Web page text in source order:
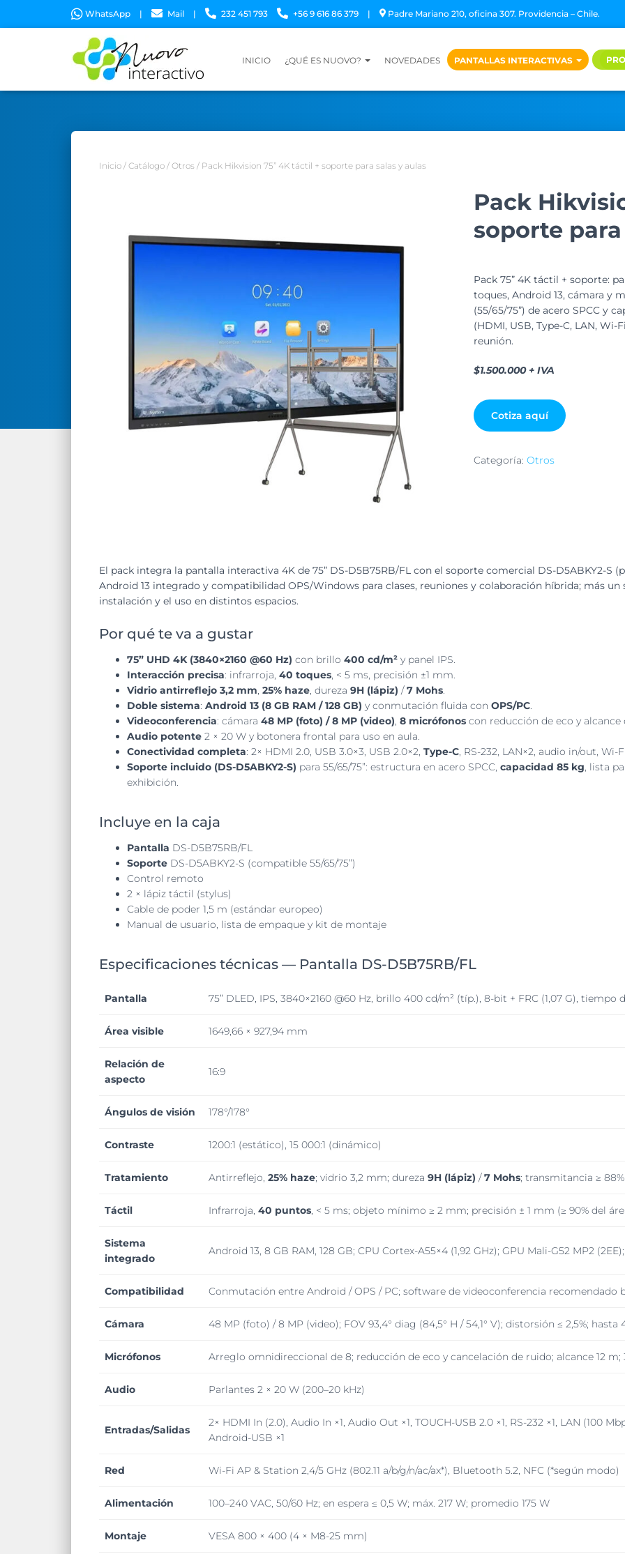
WhatsApp | Mail | 232 451 793 +56 9 616 86 379 | Padre Mariano 210, oficina 307. Providencia – Chile.
INICIO ¿QUÉ ES NUOVO? NOVEDADES PANTALLAS INTERACTIVAS
Inicio / Catálogo / Otros / Pack Hikvision 75” 4K táctil + soporte para salas y aulas
Pack
soporte
Pack 75” 4K táctil + soporte:
toques, Android 13, cámara y
(55/65/75”) de acero SPCC y
(HDMI, USB, Type-C, LAN, Wi-
reunión.
$1.500.000 + IVA
Cotiza aquí
Categoría: Otros
El pack integra la pantalla interactiva 4K de 75” DS-D5B75RB/FL con el soporte comercial DS-D5ABKY2-S
Android 13 integrado y compatibilidad OPS/Windows para clases, reuniones y colaboración híbrida; más
instalación y el uso en distintos espacios.
Por qué te va a gustar
75” UHD 4K (3840×2160 @60 Hz) con brillo 400 cd/m² y panel IPS.
Interacción precisa: infrarroja, 40 toques, < 5 ms, precisión ±1 mm.
Vidrio antirreflejo 3,2 mm, 25% haze, dureza 9H (lápiz) /7 Mohs.
Doble sistema: Android 13 (8 GB RAM / 128 GB) y conmutación fluida con OPS/PC.
Videoconferencia: cámara 48 MP (foto) / 8 MP (video), 8 micrófonos con reducción de eco y alcance
Audio potente 2 × 20 W y botonera frontal para uso en aula.
Conectividad completa: 2× HDMI 2.0, USB 3.0×3, USB 2.0×2, Type-C, RS-232, LAN×2, audio in/out, Wi-
Soporte incluido (DS-D5ABKY2-S) para 55/65/75”: estructura en acero SPCC, capacidad 85 kg, lista
exhibición.
Incluye en la caja
Pantalla DS-D5B75RB/FL
Soporte DS-D5ABKY2-S (compatible 55/65/75”)
Control remoto
2 × lápiz táctil (stylus)
Cable de poder 1,5 m (estándar europeo)
Manual de usuario, lista de empaque y kit de montaje
Especificaciones técnicas — Pantalla DS-D5B75RB/FL
Pantalla 75” DLED, IPS, 3840×2160 @60 Hz, brillo 400 cd/m² (típ.), 8-bit + FRC (1,07 G), tiempo
Área visible 1649,66 × 927,94 mm
Relación de
aspecto
16:9
Ángulos de visión 178°/178°
Contraste 1200:1 (estático), 15 000:1 (dinámico)
Tratamiento Antirreflejo, 25% haze; vidrio 3,2 mm; dureza 9H (lápiz) /7 Mohs; transmitancia ≥ 88%
Táctil Infrarroja, 40 puntos, < 5 ms; objeto mínimo ≥ 2 mm; precisión ± 1 mm (≥ 90% del
Sistema
integrado
Android 13, 8 GB RAM, 128 GB; CPU Cortex-A55×4 (1,92 GHz); GPU Mali-G52 MP2
Compatibilidad Conmutación entre Android / OPS / PC; software de videoconferencia recomendado
Cámara 48 MP (foto) / 8 MP (video); FOV 93,4° diag (84,5° H / 54,1° V); distorsión ≤ 2,5%; hasta
Micrófonos Arreglo omnidireccional de 8; reducción de eco y cancelación de ruido; alcance 12 m;
Audio Parlantes 2 × 20 W (200–20 kHz)
Entradas/Salidas
2× HDMI In (2.0), Audio In ×1, Audio Out ×1, TOUCH-USB 2.0 ×1, RS-232 ×1, LAN (100
Android-USB ×1
Red Wi-Fi AP & Station 2,4/5 GHz (802.11 a/b/g/n/ac/ax*), Bluetooth 5.2, NFC (*según modo)
Alimentación 100–240 VAC, 50/60 Hz; en espera ≤ 0,5 W; máx. 217 W; promedio 175 W
Montaje VESA 800 × 400 (4 × M8-25 mm)